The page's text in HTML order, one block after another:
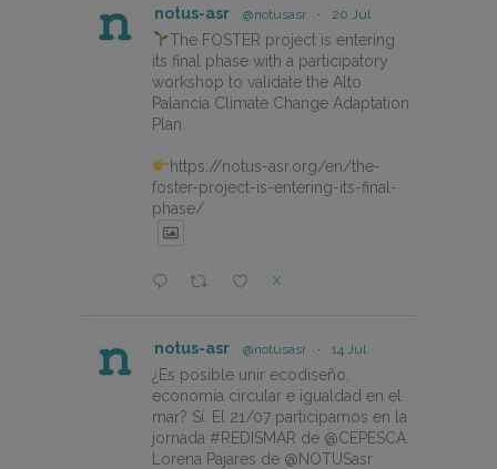
notus-asr @notusasr · 20 Jul
The FOSTER project is entering
its final phase with a participatory
workshop to validate the Alto
Palancia Climate Change Adaptation
Plan.
https://notus-asr.org/en/the-
foster-project-is-entering-its-final-
phase/
X
notus-asr @notusasr · 14 Jul
¿Es posible unir ecodiseño,
economía circular e igualdad en el
mar? Sí. El 21/07 participamos en la
jornada #REDISMAR de @CEPESCA.
Lorena Pajares de @NOTUSasr